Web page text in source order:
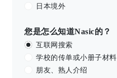
日本境外
您是怎么知道Nasic的？
互联网搜索
学校的传单或小册子材料
朋友、熟人介绍